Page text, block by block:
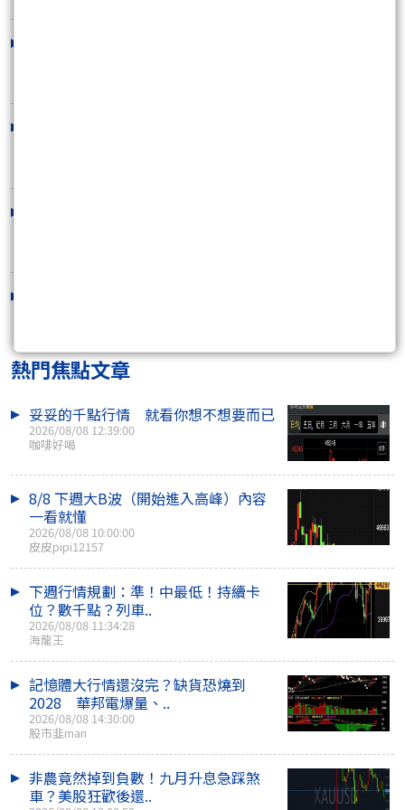
熱門焦點文章
妥妥的千點行情 就看你想不想要而已
2026/08/08 12:39:00
咖啡好喝
8/8 下週大B波（開始進入高峰）內容
一看就懂
2026/08/08 10:00:00
皮皮pipi12157
下週行情規劃：準！中最低！持續卡
位？數千點？列車..
2026/08/08 11:34:28
海龍王
記憶體大行情還沒完？缺貨恐燒到
2028 華邦電爆量、..
2026/08/08 14:30:00
股市韭man
非農竟然掉到負數！九月升息急踩煞
車？美股狂歡後還..